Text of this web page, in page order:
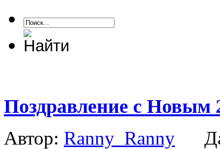
Поздравление с Новым
Автор: Ranny_Ranny